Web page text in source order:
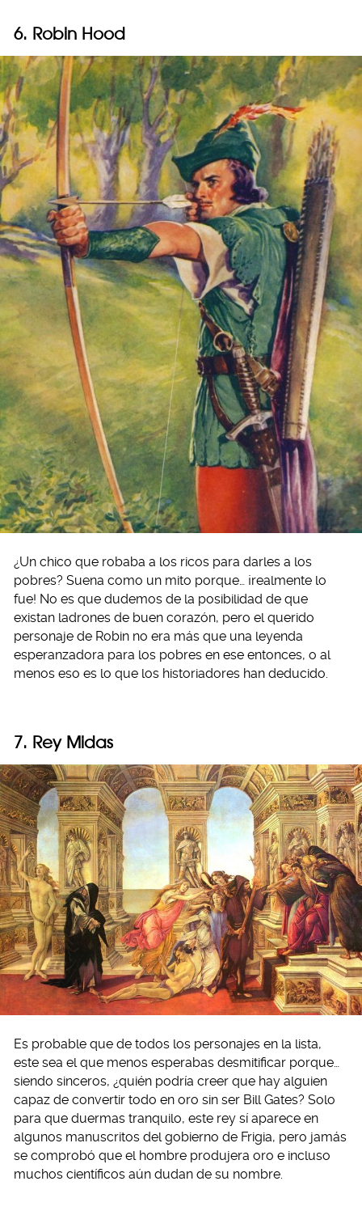
6. Robin Hood
¿Un chico que robaba a los ricos para darles a los
pobres? Suena como un mito porque… ¡realmente lo
fue! No es que dudemos de la posibilidad de que
existan ladrones de buen corazón, pero el querido
personaje de Robin no era más que una leyenda
esperanzadora para los pobres en ese entonces, o al
menos eso es lo que los historiadores han deducido.
7. Rey Midas
Es probable que de todos los personajes en la lista,
este sea el que menos esperabas desmitificar porque…
siendo sinceros, ¿quién podría creer que hay alguien
capaz de convertir todo en oro sin ser Bill Gates? Solo
para que duermas tranquilo, este rey sí aparece en
algunos manuscritos del gobierno de Frigia, pero jamás
se comprobó que el hombre produjera oro e incluso
muchos científicos aún dudan de su nombre.